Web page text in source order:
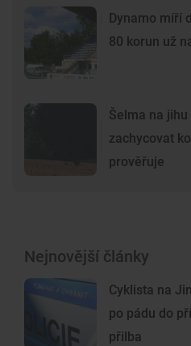
Dynamo míří
80 korun už
Šelma na
zachycovat
prověřuje
Nejnovější články
Cyklista na
po pádu do
přilba